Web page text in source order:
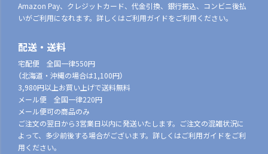
Amazon Pay、クレジットカード、代金引換、銀行振込、コンビニ後払
いがご利用になれます。詳しくはご利用ガイドをご利用ください。
配送・送料
宅配便 全国一律550円
（北海道・沖縄の場合は1,100円）
3,980円以上お買い上げで送料無料
メール便 全国一律220円
メール便可の商品のみ
ご注文の翌日から3営業日以内に発送いたします。ご注文の混雑状況に
よって、多少前後する場合がございます。詳しくはご利用ガイドをご利
用ください。